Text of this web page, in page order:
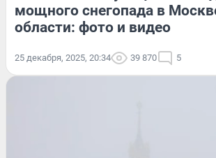
мощного снегопада в
области: фото и видео
25 декабря, 2025, 20:34 39 870 5